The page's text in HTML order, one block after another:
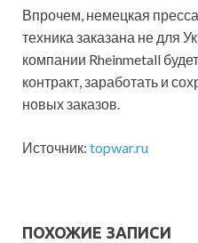
Впрочем, немецкая
техника заказана не для
компании Rheinmetall
контракт, заработать и
новых заказов.
Источник: topwar.ru
ПОХОЖИЕ ЗАПИСИ